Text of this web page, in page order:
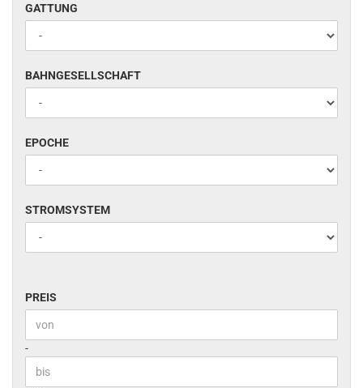
GATTUNG
GATTUNG
BAHNGESELLSCHAFT
BAHNGESELLSCHAFT
EPOCHE
EPOCHE
STROMSYSTEM
STROMSYSTEM
PREIS
PREIS
Preis bis
-